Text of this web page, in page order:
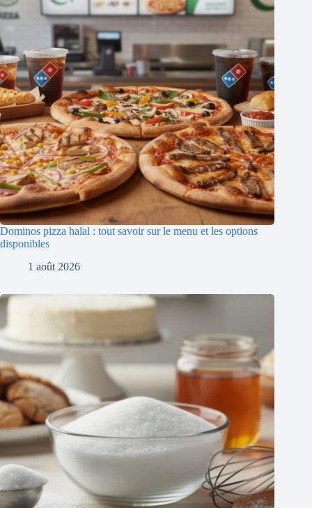
Dominos pizza halal : tout savoir sur le menu et les options
disponibles
1 août 2026